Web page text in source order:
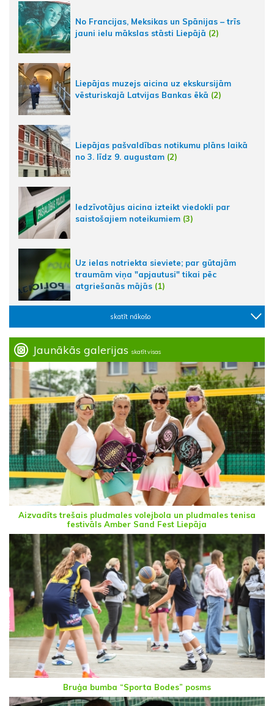
No Francijas, Meksikas un Spānijas – trīs
jauni ielu mākslas stāsti Liepājā (2)
Liepājas muzejs aicina uz ekskursijām
vēsturiskajā Latvijas Bankas ēkā (2)
Liepājas pašvaldības notikumu plāns laikā
no 3. līdz 9. augustam (2)
Iedzīvotājus aicina izteikt viedokli par
saistošajiem noteikumiem (3)
Uz ielas notriekta sieviete; par gūtajām
traumām viņa "apjautusi" tikai pēc
atgriešanās mājās (1)
skatīt nākošo
Jaunākās galerijas skatīt visas
Aizvadīts trešais pludmales volejbola un pludmales tenisa
festivāls Amber Sand Fest Liepāja
Bruģa bumba “Sporta Bodes” posms